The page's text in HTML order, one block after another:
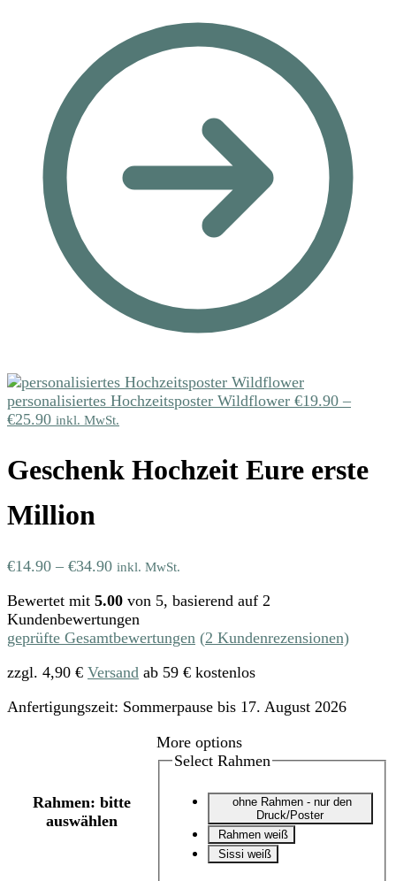
personalisiertes Hochzeitsposter Wildflower €19.90 –
€25.90 inkl. MwSt.
Geschenk Hochzeit Eure erste
Million
€14.90 – €34.90 inkl. MwSt.
Bewertet mit 5.00 von 5, basierend auf 2
Kundenbewertungen
geprüfte Gesamtbewertungen (2 Kundenrezensionen)
zzgl. 4,90 € Versand ab 59 € kostenlos
Anfertigungszeit: Sommerpause bis 17. August 2026
Rahmen: bitte
auswählen
More options
Select Rahmen
ohne Rahmen - nur den
Druck/Poster
Rahmen weiß
Sissi weiß